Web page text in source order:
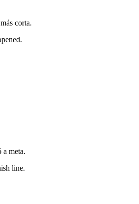
corta.
a meta.
line.